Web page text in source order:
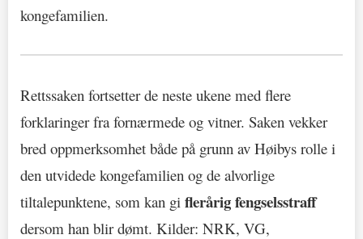
kongefamilien.
Rettssaken fortsetter de neste ukene med flere
forklaringer fra fornærmede og vitner. Saken vekker
bred oppmerksomhet både på grunn av Høibys rolle i
den utvidede kongefamilien og de alvorlige
tiltalepunktene, som kan gi flerårig fengselsstraff
dersom han blir dømt. Kilder: NRK, VG,